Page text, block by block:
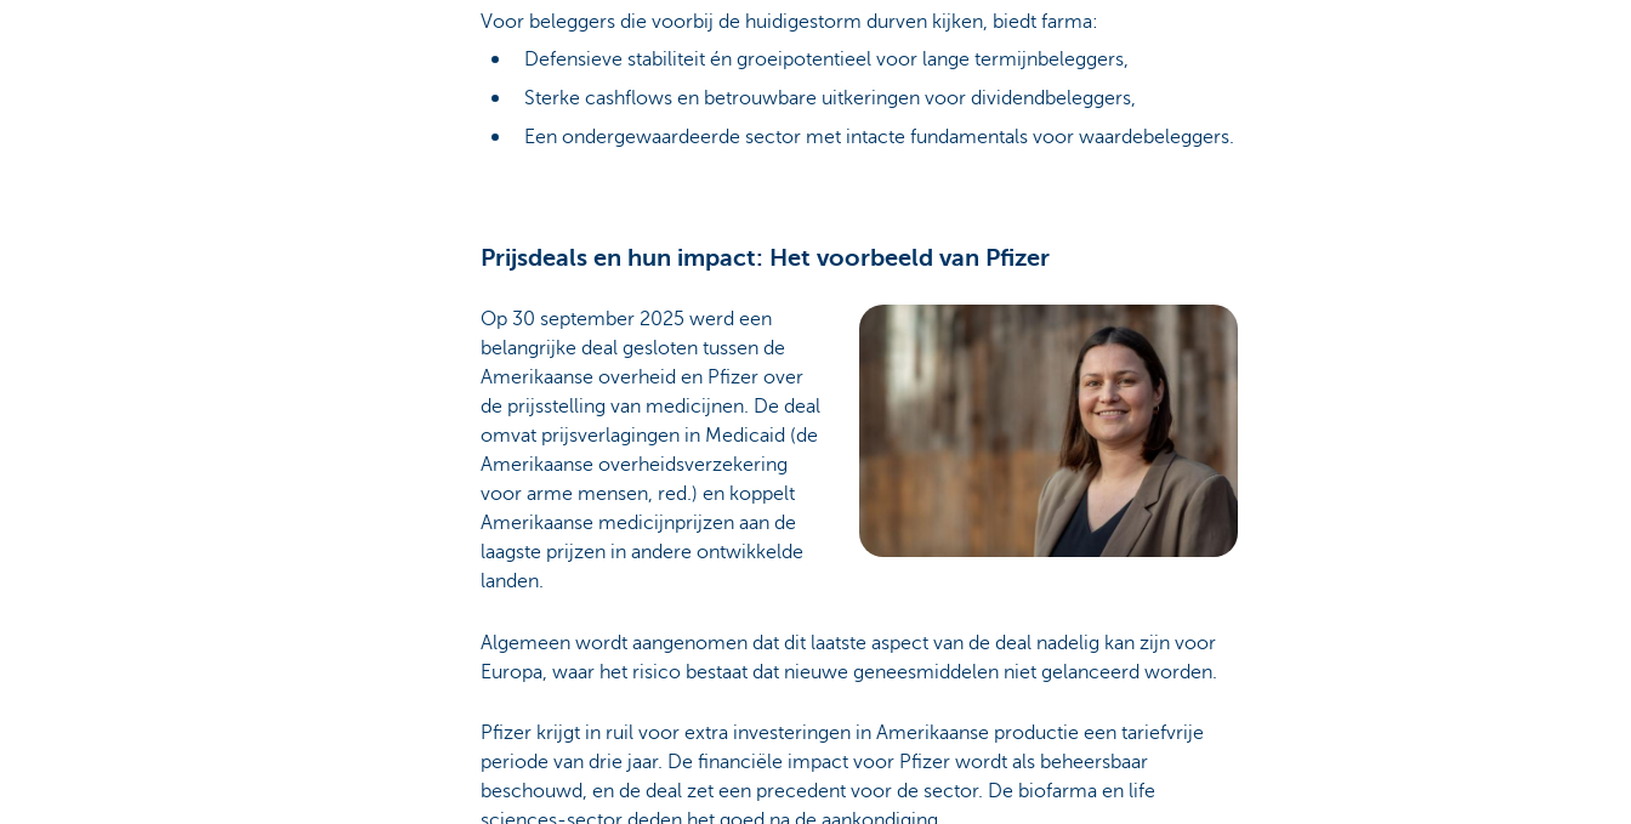
Voor beleggers die voorbij de huidigestorm durven kijken, biedt farma:
Defensieve stabiliteit én groeipotentieel voor lange termijnbeleggers,
Sterke cashflows en betrouwbare uitkeringen voor dividendbeleggers,
Een ondergewaardeerde sector met intacte fundamentals voor waardebeleggers.
Prijsdeals en hun impact: Het voorbeeld van Pfizer
Op 30 september 2025 werd een
belangrijke deal gesloten tussen de
Amerikaanse overheid en Pfizer over
de prijsstelling van medicijnen. De deal
omvat prijsverlagingen in Medicaid (de
Amerikaanse overheidsverzekering
voor arme mensen, red.) en koppelt
Amerikaanse medicijnprijzen aan de
laagste prijzen in andere ontwikkelde
landen.
Algemeen wordt aangenomen dat dit laatste aspect van de deal nadelig kan zijn voor
Europa, waar het risico bestaat dat nieuwe geneesmiddelen niet gelanceerd worden.
Pfizer krijgt in ruil voor extra investeringen in Amerikaanse productie een tariefvrije
periode van drie jaar. De financiële impact voor Pfizer wordt als beheersbaar
beschouwd, en de deal zet een precedent voor de sector. De biofarma en life